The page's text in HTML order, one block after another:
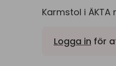
Karmstol i
Logga in för